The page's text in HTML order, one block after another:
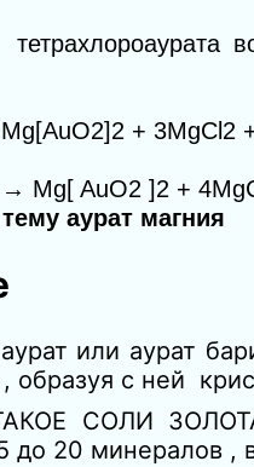
2]2 + 3MgCl 2
Mg[ AuO2 ]2 +
аурат магния
или аурат
образуя с ней
СОЛИ ЗОЛОТА
до 20 минералов ,